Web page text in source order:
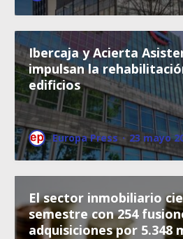
Ibercaja y Acierta
impulsan la
edificios
Europa Press · 23 mayo
El sector inmobiliario
semestre con 254
adquisiciones por 5.348